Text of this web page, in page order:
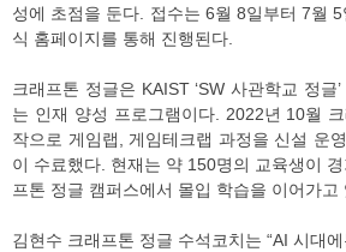
성에 초점을 둔다. 접수는 6월 8일부터 7월
식 홈페이지를 통해 진행된다.
크래프톤 정글은 KAIST ‘SW 사관학교 정글
는 인재 양성 프로그램이다. 2022년 10월
작으로 게임랩, 게임테크랩 과정을 신설 운
이 수료했다. 현재는 약 150명의 교육생이
프톤 정글 캠퍼스에서 몰입 학습을 이어가고
김현수 크래프톤 정글 수석코치는 “AI 시대